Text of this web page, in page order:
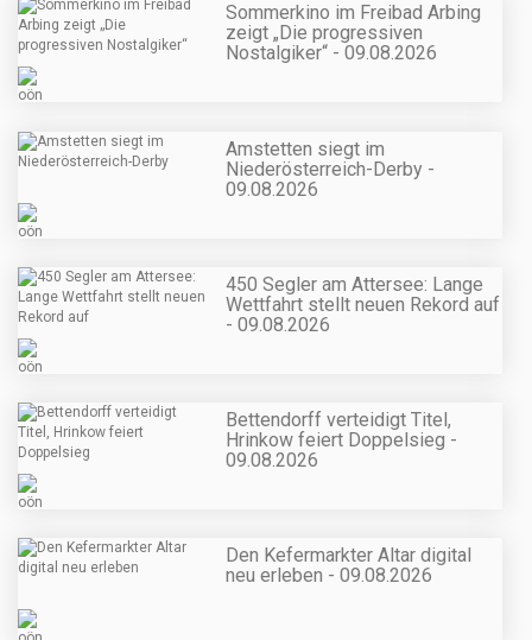
Sommerkino im Freibad Arbing
zeigt „Die progressiven
Nostalgiker“ - 09.08.2026
Amstetten siegt im
Niederösterreich-Derby -
09.08.2026
450 Segler am Attersee: Lange
Wettfahrt stellt neuen Rekord auf
- 09.08.2026
Bettendorff verteidigt Titel,
Hrinkow feiert Doppelsieg -
09.08.2026
Den Kefermarkter Altar digital
neu erleben - 09.08.2026